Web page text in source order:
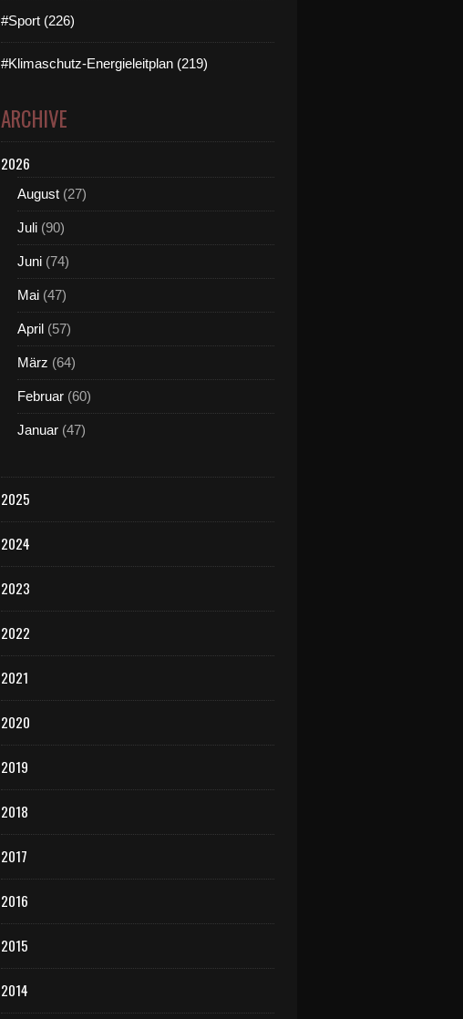
#Sport (226)
#Klimaschutz-Energieleitplan (219)
ARCHIVE
2026
August (27)
Juli (90)
Juni (74)
Mai (47)
April (57)
März (64)
Februar (60)
Januar (47)
2025
2024
2023
2022
2021
2020
2019
2018
2017
2016
2015
2014